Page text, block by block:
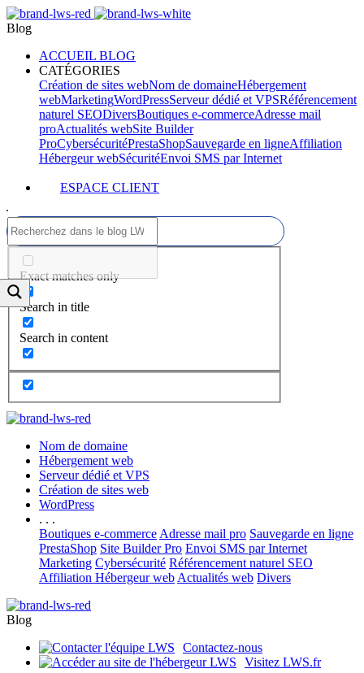
Blog
ACCUEIL BLOG
CATÉGORIES
Création de sites webNom de domaineHébergement
webMarketingWordPressServeur dédié et VPSRéférencement
naturel SEODiversBoutiques e-commerceAdresse mail
proActualités webSite Builder
ProCybersécuritéPrestaShopSauvegarde en ligneAffiliation
Hébergeur webSécuritéEnvoi SMS par Internet
ESPACE CLIENT
Exact matches only
Search in title
Search in content
Nom de domaine
Hébergement web
Serveur dédié et VPS
Création de sites web
WordPress
. . .
Boutiques e-commerce Adresse mail pro Sauvegarde en ligne
PrestaShop Site Builder Pro Envoi SMS par Internet
Marketing Cybersécurité Référencement naturel SEO
Affiliation Hébergeur web Actualités web Divers
Blog
Contactez-nous
Visitez LWS.fr